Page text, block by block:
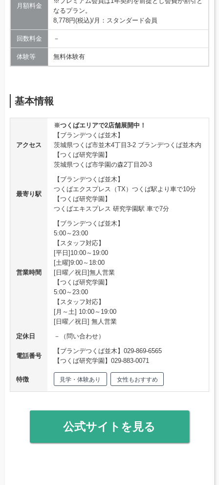
月額料金
なるプラン。
8,778円(税込)/月：スタンダード会員
回数料金 －
体験等 無料体験有
基本情報
アクセス
※つくばエリアで2店舗展開中！
【ブランデつくば並木】
茨城県つくば市並木4丁目3-2 ブランデつくば並木内
【つくば研究学園】
茨城県つくば市学園の森2丁目20-3
最寄り駅
【ブランデつくば並木】
つくばエクスプレス（TX）つくば駅より車で10分
【つくば研究学園】
つくばエキスプレス 研究学園駅 車で7分
営業時間
【ブランデつくば並木】
5:00～23:00
【スタッフ対応】
[平日]10:00～19:00
[土曜]9:00～18:00
[日曜／祝日]無人営業
【つくば研究学園】
5:00～23:00
【スタッフ対応】
[月～土] 10:00～19:00
[日曜／祝日] 無人営業
定休日
－（問い合わせ）
電話番号
【ブランデつくば並木】029-869-6565
【つくば研究学園】029-883-0071
特徴 見学・体験あり 女性もおすすめ
公式サイトを見る